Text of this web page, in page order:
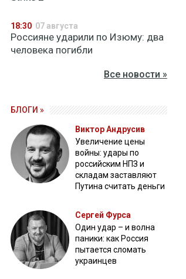
18:30 07 августа
Россияне ударили по Изюму: два
человека погибли
Все новости »
БЛОГИ »
Виктор Андрусив
Увеличение цены
войны: удары по
российским НПЗ и
складам заставляют
Путина считать деньги
Сергей Фурса
Один удар – и волна
паники: как Россия
пытается сломать
украинцев